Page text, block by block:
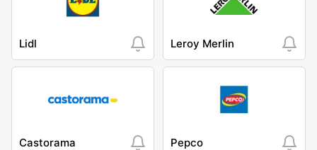
Lidl Leroy Merlin
Castorama Pepco